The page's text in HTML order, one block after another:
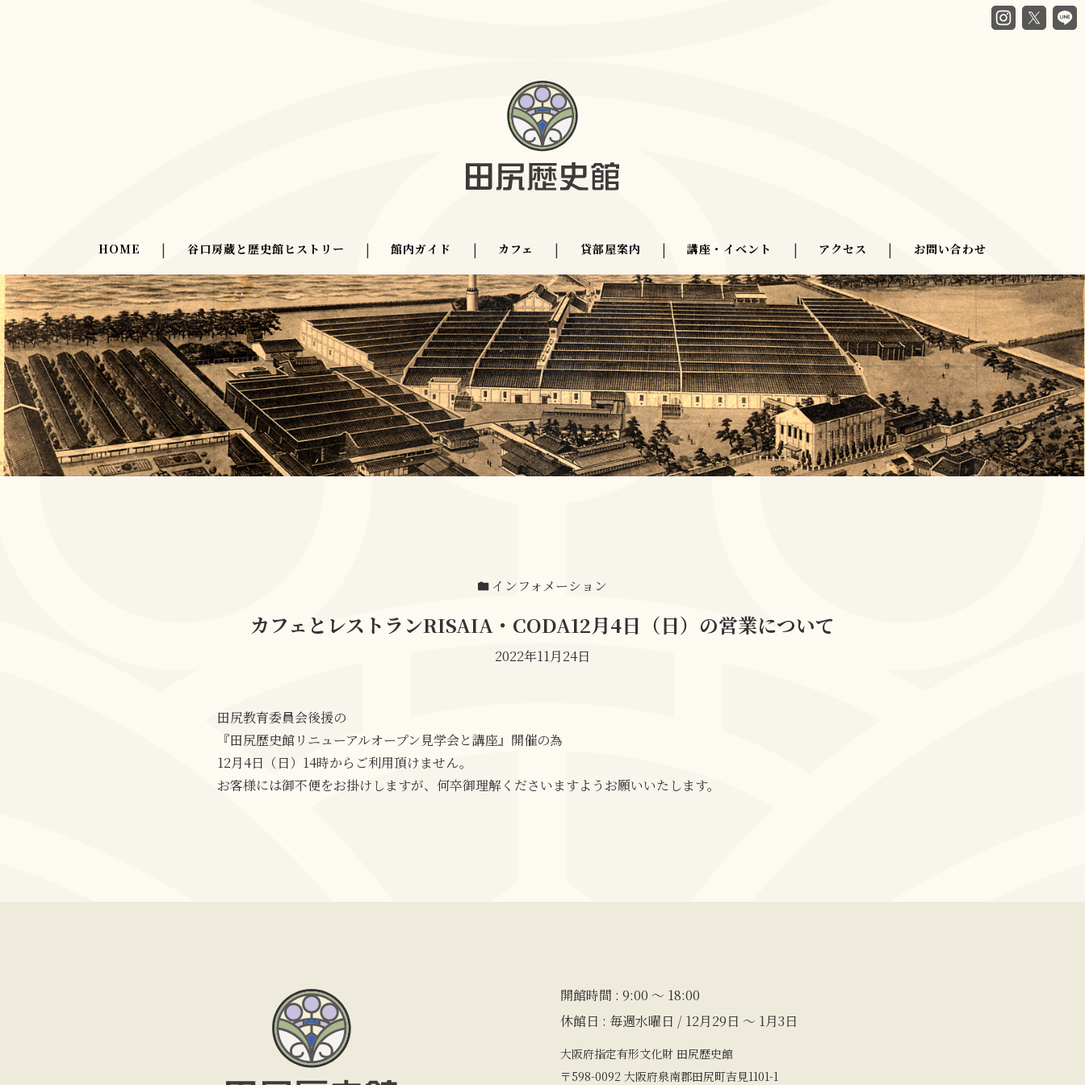
HOME | 谷口房蔵と歴史館ヒストリー | 館内ガイド | カフェ | 貸部屋案内 | 講座・イベント | アクセス | お問い合わせ
インフォメーション
カフェとレストランRISAIA・CODA12月4日（日）の営業について
2022年11月24日
田尻教育委員会後援の
『田尻歴史館リニューアルオープン見学会と講座』開催の為
12月4日（日）14時からご利用頂けません。
お客様には御不便をお掛けしますが、何卒御理解くださいますようお願いいたします。
開館時間 : 9:00 〜 18:00
休館日 : 毎週水曜日 / 12月29日 ～ 1月3日
大阪府指定有形文化財 田尻歴史館
〒598-0092 大阪府泉南郡田尻町吉見1101-1